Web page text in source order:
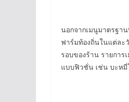
นอกจากเมนูมาตรฐา
ฟาร์มท้องถิ่นในแต่ละ
รอบของร้าน รายการ
แบบฟิวชั่น เช่น บะหมี่